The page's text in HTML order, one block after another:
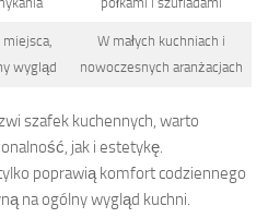
wygląd
W małych kuchniach i
nowoczesnych aranżacjach
szafek kuchennych, warto
jak i estetykę.
poprawią komfort codziennego
na ogólny wygląd kuchni.